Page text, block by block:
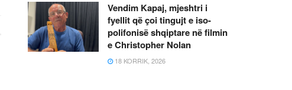
Vendim Kapaj, mjeshtri i
fyellit që çoi tingujt e iso-
polifonisë shqiptare në filmin
e Christopher Nolan
18 KORRIK, 2026